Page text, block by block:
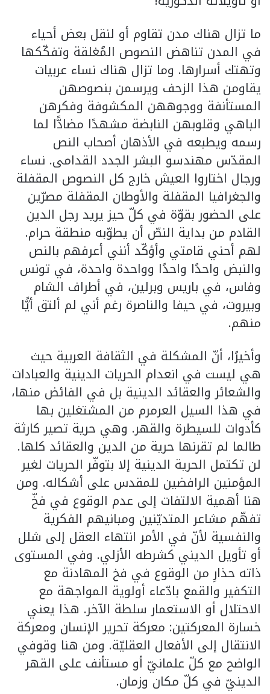
ما تزال هناك مدن تقاوم أو لنقل بعض أحياء
في المدن تناهض النصوص المُغلقة وتفكّكها
وتهتك أسرارها. وما تزال هناك نساء عربيات
يقاومن هذا الزحف ويرسمن بنصوصهن
المستأنفة ووجوههن المكشوفة وفكرهن
الباهي وقلوبهن النابضة مشهدًا مضادًّا لما
رسمه ويطبعه في الأذهان أصحاب النص
المقدّس مهندسو البشر الجدد القدامى. نساء
ورجال اختاروا العيش خارج كل النصوص المقفلة
والجغرافيا المقفلة والأوطان المقفلة مصرّين
على الحضور بقوّة في كلّ حيز يريد رجل الدين
القادم من بداية النصّ أن يطوّبه منطقة حرام.
لهم أحني قامتي وأؤكّد أنني أعرفهم بالنص
والنبض واحدًا واحدًا وواحدة واحدة، في تونس
وفاس، في باريس وبرلين، في أطراف الشام
وبيروت، في حيفا والناصرة رغم أني لم ألتق أيًّا
منهم.
وأخيرًا، أنّ المشكلة في الثقافة العربية حيث
هي ليست في انعدام الحريات الدينية والعبادات
والشعائر والعقائد الدينية بل في الفائض منها،
في هذا السيل العرمرم من المشتغلين بها
كأدوات للسيطرة والقهر. وهي حرية تصير كارثة
طالما لم تقرنها حرية من الدين والعقائد كلها.
لن تكتمل الحرية الدينية إلا بتوفّر الحريات لغير
المؤمنين الرافضين للمقدس على أشكاله. ومن
هنا أهمية الالتفات إلى عدم الوقوع في فخّ
تفهّم مشاعر المتديّنين ومبانيهم الفكرية
والنفسية لأنّ في الأمر انتهاء العقل إلى شلل
أو تأويل الديني كشرطه الأزلي. وفي المستوى
ذاته حذارِ من الوقوع في فخ المهادنة مع
التكفير والقمع بادّعاء أولوية المواجهة مع
الاحتلال أو الاستعمار سلطة الآخر. هذا يعني
خسارة المعركتين: معركة تحرير الإنسان ومعركة
الانتقال إلى الأفعال العقليّة. ومن هنا وقوفي
الواضح مع كلّ علمانيّ أو مستأنف على القهر
الدينيّ في كلّ مكان وزمان.